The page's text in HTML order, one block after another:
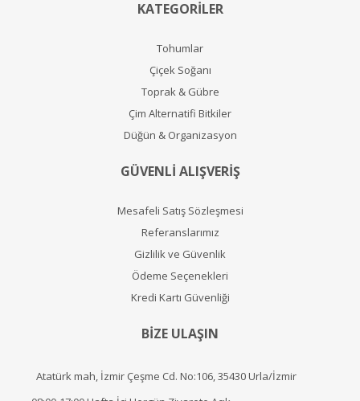
KATEGORİLER
Tohumlar
Çiçek Soğanı
Toprak & Gübre
Çim Alternatifi Bitkiler
Düğün & Organizasyon
GÜVENLİ ALIŞVERİŞ
Mesafeli Satış Sözleşmesi
Referanslarımız
Gizlilik ve Güvenlik
Ödeme Seçenekleri
Kredi Kartı Güvenliği
BİZE ULAŞIN
Atatürk mah, İzmir Çeşme Cd. No:106, 35430 Urla/İzmir